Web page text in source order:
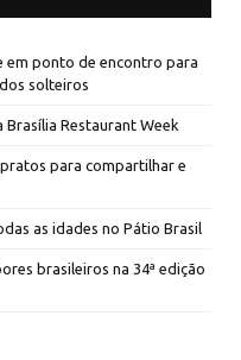
em ponto de encontro para
solteiros
Restaurant Week
para compartilhar e
as idades no Pátio Brasil
brasileiros na 34ª edição